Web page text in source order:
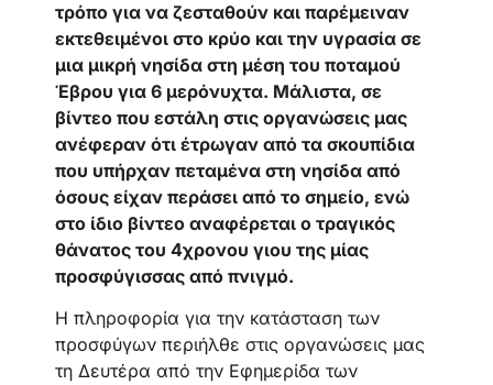
τρόπο για να ζεσταθούν και παρέμειναν
εκτεθειμένοι στο κρύο και την υγρασία σε
μια μικρή νησίδα στη μέση του ποταμού
Έβρου για 6 μερόνυχτα. Μάλιστα, σε
βίντεο που εστάλη στις οργανώσεις μας
ανέφεραν ότι έτρωγαν από τα σκουπίδια
που υπήρχαν πεταμένα στη νησίδα από
όσους είχαν περάσει από το σημείο, ενώ
στο ίδιο βίντεο αναφέρεται ο τραγικός
θάνατος του 4χρονου γιου της μίας
προσφύγισσας από πνιγμό.
Η πληροφορία για την κατάσταση των
προσφύγων περιήλθε στις οργανώσεις μας
τη Δευτέρα από την Εφημερίδα των